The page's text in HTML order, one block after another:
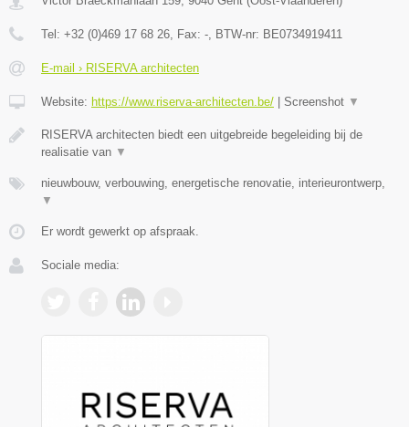
Tel: +32 (0)469 17 68 26 , Fax: - , BTW-nr: BE0734919411
E-mail › RISERVA architecten
Website: https://www.riserva-architecten.be/ Screenshot ▼
RISERVA architecten biedt een uitgebreide begeleiding bij de
realisatie van ▼
nieuwbouw, verbouwing, energetische renovatie, interieurontwerp,
▼
Er wordt gewerkt op afspraak.
Sociale media: